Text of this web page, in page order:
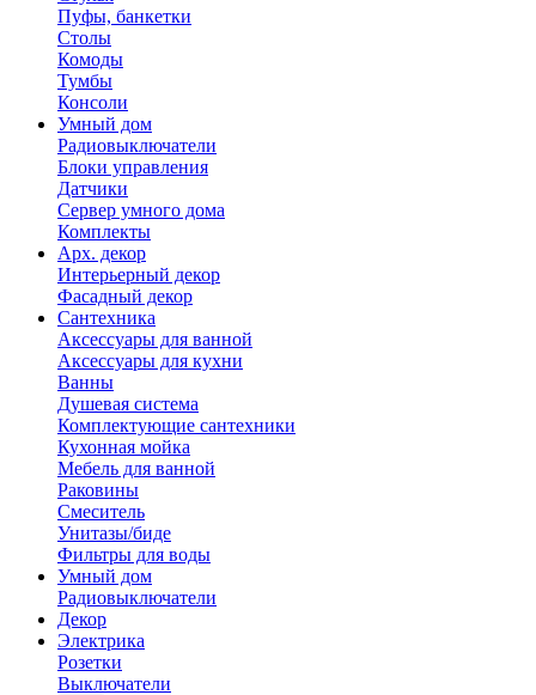
Пуфы, банкетки
Столы
Комоды
Тумбы
Консоли
Умный дом
Радиовыключатели
Блоки управления
Датчики
Сервер умного дома
Комплекты
Арх. декор
Интерьерный декор
Фасадный декор
Сантехника
Аксессуары для ванной
Аксессуары для кухни
Ванны
Душевая система
Комплектующие сантехники
Кухонная мойка
Мебель для ванной
Раковины
Смеситель
Унитазы/биде
Фильтры для воды
Умный дом
Радиовыключатели
Декор
Электрика
Розетки
Выключатели